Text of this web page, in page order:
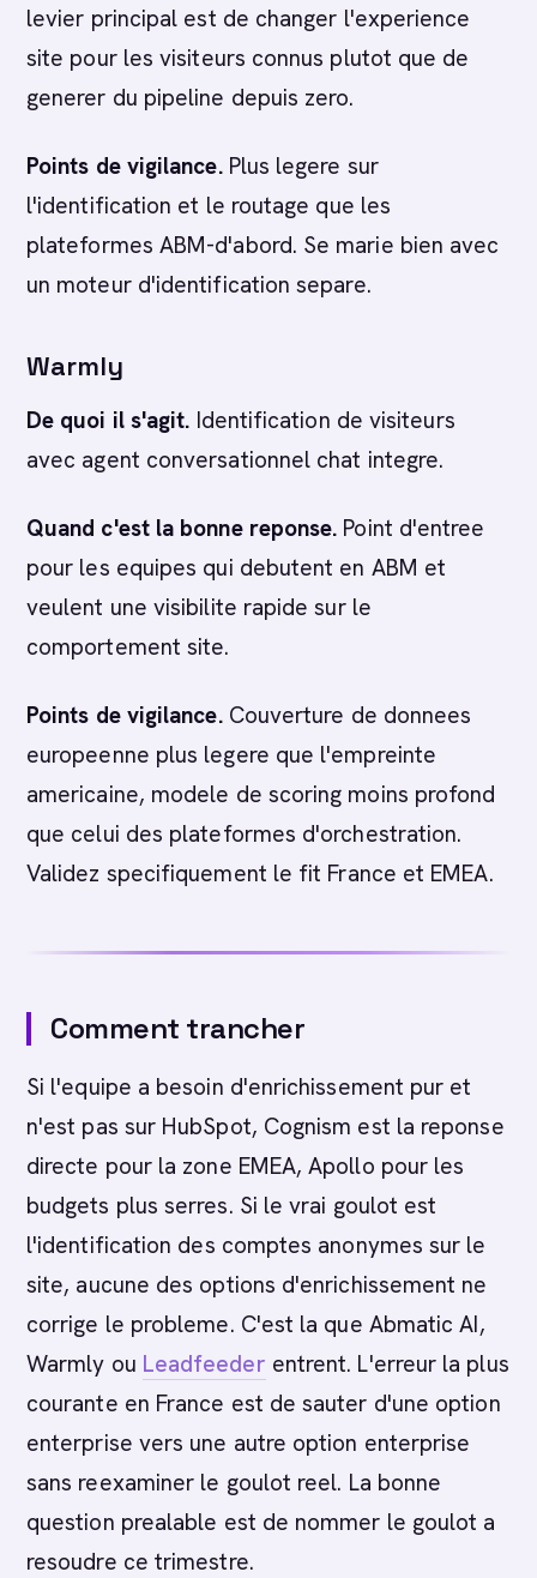
levier principal est de changer l'experience
site pour les visiteurs connus plutot que de
generer du pipeline depuis zero.
Points de vigilance.Plus legere sur
l'identification et le routage que les
plateformes ABM-d'abord. Se marie bien avec
un moteur d'identification separe.
Warmly
De quoi il s'agit. Identification de visiteurs
avec agent conversationnel chat integre.
Quand c'est la bonne reponse. Point d'entree
pour les equipes qui debutent en ABM et
veulent une visibilite rapide sur le
comportement site.
Points de vigilance.Couverture de donnees
europeenne plus legere que l'empreinte
americaine, modele de scoring moins profond
que celui des plateformes d'orchestration.
Validez specifiquement le fit France et EMEA.
Comment trancher
Si l'equipe a besoin d'enrichissement pur et
n'est pas sur HubSpot, Cognism est la reponse
directe pour la zone EMEA, Apollo pour les
budgets plus serres. Si le vrai goulot est
l'identification des comptes anonymes sur le
site, aucune des options d'enrichissement ne
corrige le probleme. C'est la que Abmatic AI,
Warmly ou Leadfeeder entrent. L'erreur la plus
courante en France est de sauter d'une option
enterprise vers une autre option enterprise
sans reexaminer le goulot reel. La bonne
question prealable est de nommer le goulot a
resoudre ce trimestre.